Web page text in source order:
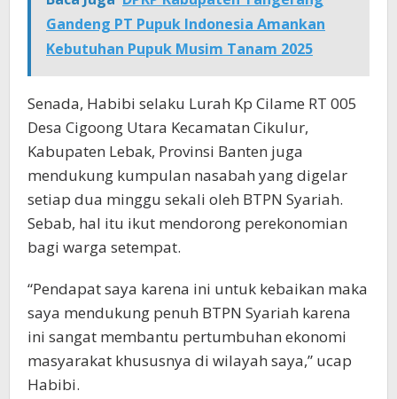
Gandeng PT Pupuk Indonesia Amankan
Kebutuhan Pupuk Musim Tanam 2025
Senada, Habibi selaku Lurah Kp Cilame RT 005
Desa Cigoong Utara Kecamatan Cikulur,
Kabupaten Lebak, Provinsi Banten juga
mendukung kumpulan nasabah yang digelar
setiap dua minggu sekali oleh BTPN Syariah.
Sebab, hal itu ikut mendorong perekonomian
bagi warga setempat.
“Pendapat saya karena ini untuk kebaikan maka
saya mendukung penuh BTPN Syariah karena
ini sangat membantu pertumbuhan ekonomi
masyarakat khususnya di wilayah saya,” ucap
Habibi.